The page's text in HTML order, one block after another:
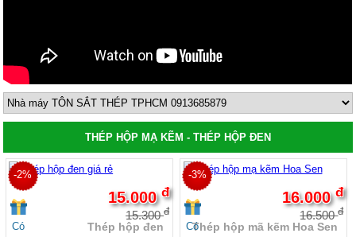
THÉP HỘP MẠ KẼM - THÉP HỘP ĐEN
-2%
Có
15.000đ
15.300đ
Thép hộp đen
-3%
Có
16.000đ
16.500đ
Thép hộp mã kẽm Hoa Sen